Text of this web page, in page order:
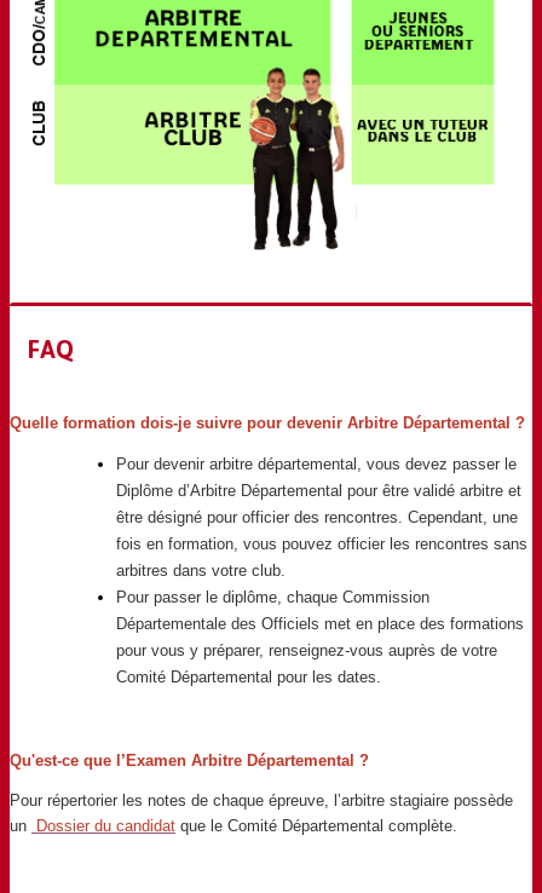
FAQ
Quelle formation dois-je suivre pour devenir Arbitre Départemental ?
Pour devenir arbitre départemental, vous devez passer le
Diplôme d’Arbitre Départemental pour être validé arbitre et
être désigné pour officier des rencontres. Cependant, une
fois en formation, vous pouvez officier les rencontres sans
arbitres dans votre club.
Pour passer le diplôme, chaque Commission
Départementale des Officiels met en place des formations
pour vous y préparer, renseignez-vous auprès de votre
Comité Départemental pour les dates.
Qu'est-ce que l’Examen Arbitre Départemental ?
Pour répertorier les notes de chaque épreuve, l’arbitre stagiaire possède
un
Dossier du candidat que le Comité Départemental complète.